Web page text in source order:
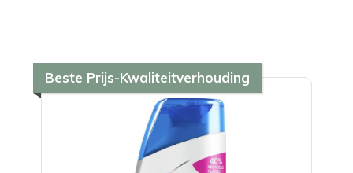
Beste Prijs-Kwaliteitverhouding